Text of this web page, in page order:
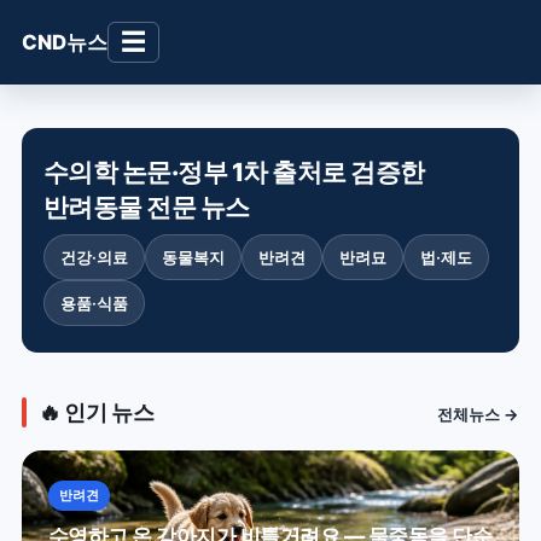
CND뉴스 ☰
수의학 논문·정부 1차 출처로 검증한
반려동물 전문 뉴스
건강·의료 동물복지 반려견 반려묘 법·제도
용품·식품
🔥 인기 뉴스 전체뉴스 →
반려견
수영하고 온 강아지가 비틀거려요 — 물중독을 단순